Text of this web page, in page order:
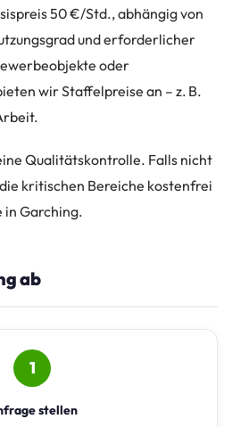
50 €/Std., abhängig von
und erforderlicher
oder
wir Staffelpreise an – z. B.
Qualitätskontrolle. Falls nicht
kritischen Bereiche kostenfrei
in Garching.
ab
1
stellen